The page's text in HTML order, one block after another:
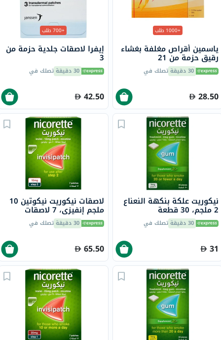
+1000 طلب
ياسمين أقراص مغلفة بغشاء
رقيق حزمة من 21
30 دقيقة تصلك في
28.50
+700 طلب
إيفرا لاصقات جلدية حزمة من
3
30 دقيقة تصلك في
42.50
نيكوريت علكة بنكهة النعناع
2 ملجم، 30 قطعة
30 دقيقة تصلك في
31
لاصقات نيكوريت نيكوتين 10
ملجم إنفيزي، 7 لاصقات
30 دقيقة تصلك في
65.50